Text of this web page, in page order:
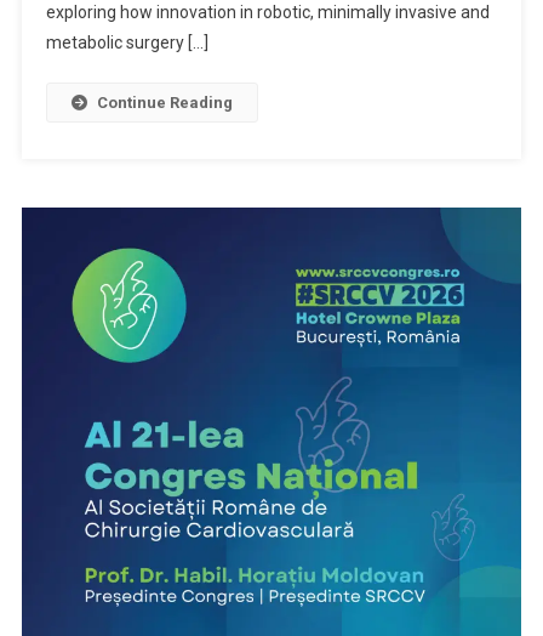
exploring how innovation in robotic, minimally invasive and
metabolic surgery […]
Continue Reading